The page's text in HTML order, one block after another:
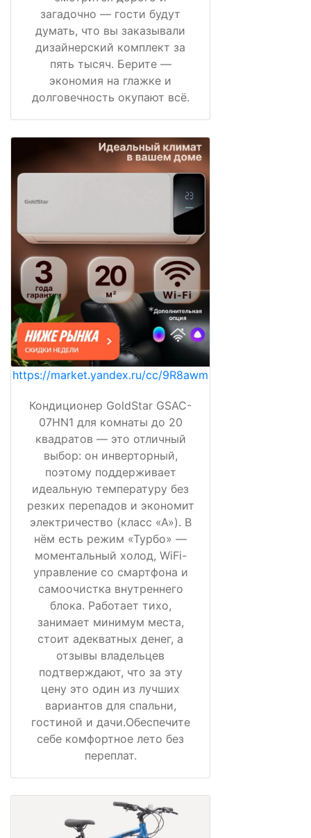
загадочно — гости будут
думать, что вы заказывали
дизайнерский комплект за
пять тысяч. Берите —
экономия на глажке и
долговечность окупают всё.
https://market.yandex.ru/cc/9R8awm
Кондиционер GoldStar GSAC-
07HN1 для комнаты до 20
квадратов — это отличный
выбор: он инверторный,
поэтому поддерживает
идеальную температуру без
резких перепадов и экономит
электричество (класс «А»). В
нём есть режим «Турбо» —
моментальный холод, WiFi-
управление со смартфона и
самоочистка внутреннего
блока. Работает тихо,
занимает минимум места,
стоит адекватных денег, а
отзывы владельцев
подтверждают, что за эту
цену это один из лучших
вариантов для спальни,
гостиной и дачи.Обеспечите
себе комфортное лето без
переплат.